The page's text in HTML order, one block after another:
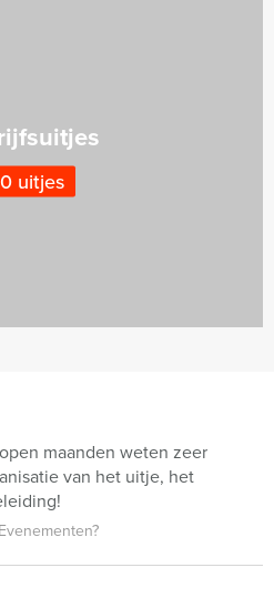
uitjes
maanden weten zeer
van het uitje, het